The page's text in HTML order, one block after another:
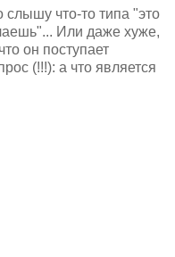
слышу что-то типа "это
Или даже хуже,
он поступает
(!!!): а что является